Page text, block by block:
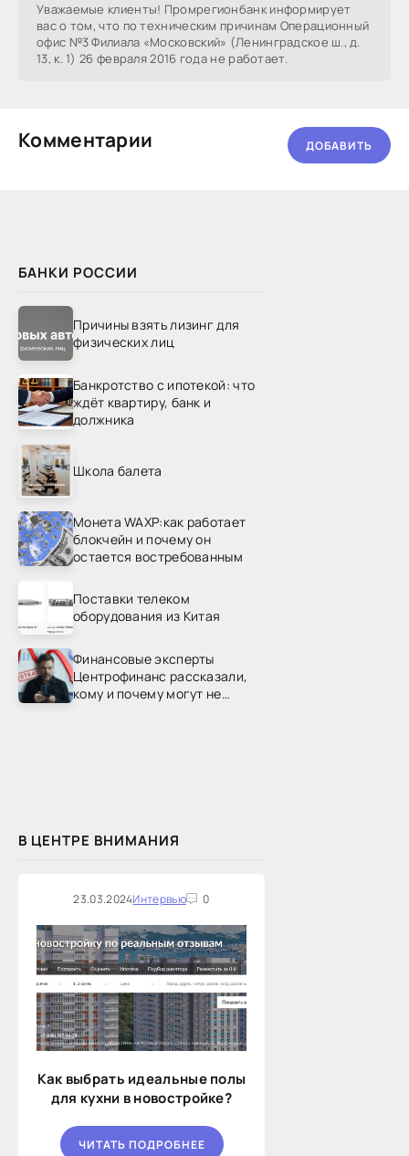
БАНКИ РОССИИ
Причины взять лизинг для
физических лиц
Банкротство с ипотекой: что
ждёт квартиру, банк и
должника
Школа балета
Монета WAXP:как работает
блокчейн и почему он
остается востребованным
Поставки телеком
оборудования из Китая
Финансовые эксперты
Центрофинанс рассказали,
кому и почему могут не
В ЦЕНТРЕ ВНИМАНИЯ
23.03.2024Интервью 0
Как выбрать идеальные полы
для кухни в новостройке?
ЧИТАТЬ ПОДРОБНЕЕ
Уважаемые клиенты! Промрегионбанк информирует
вас о том, что по техническим причинам Операционный
офис №3 Филиала «Московский» (Ленинградское ш., д.
13, к. 1) 26 февраля 2016 года не работает.
Комментарии ДОБАВИТЬ